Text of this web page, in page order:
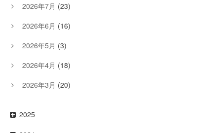
2026年7月 (23)
2026年6月 (16)
2026年5月 (3)
2026年4月 (18)
2026年3月 (20)
2025